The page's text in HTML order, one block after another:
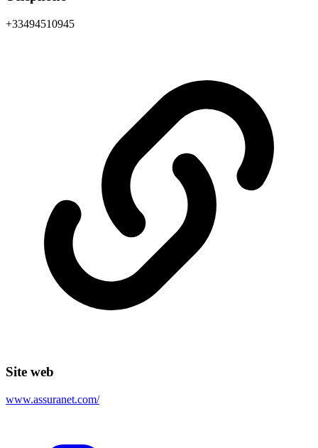
+33494510945
Site web
www.assuranet.com/